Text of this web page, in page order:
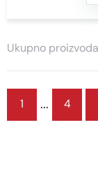
Ukupno
1 ... 4